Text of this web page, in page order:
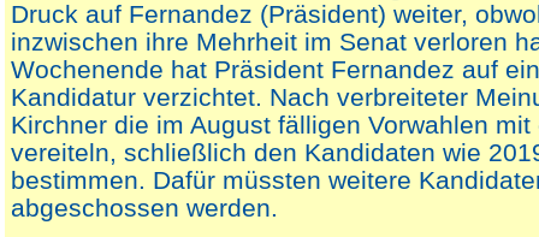
Druck auf Fernandez (Präsident) weiter,
inzwischen ihre Mehrheit im Senat verloren
Wochenende hat Präsident Fernandez auf
Kandidatur verzichtet. Nach verbreiteter
Kirchner die im August fälligen Vorwahlen mit
vereiteln, schließlich den Kandidaten wie
bestimmen. Dafür müssten weitere
abgeschossen werden.